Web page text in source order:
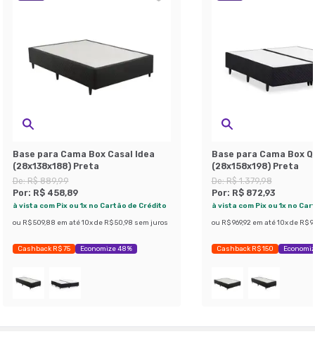
Base para Cama Box Casal Idea
(28x138x188) Preta
De:R$ 889,99
Por: R$ 458,89
à vista com Pix ou 1x no Cartão de Crédito
ou R$ 509,88 em até 10x de R$ 50,98 sem juros
Cashback R$ 75 Economize 48%
Base para Cama Box
(28x158x198) Preta
De:R$ 1.379,98
Por: R$ 872,93
à vista com Pix ou 1x no
ou R$ 969,92 em até 10x de R$
Cashback R$ 150